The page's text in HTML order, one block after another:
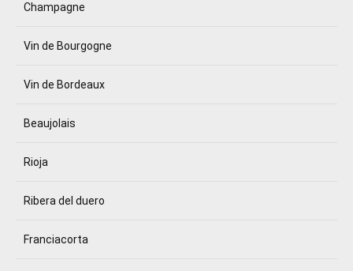
Champagne
Vin de Bourgogne
Vin de Bordeaux
Beaujolais
Rioja
Ribera del duero
Franciacorta